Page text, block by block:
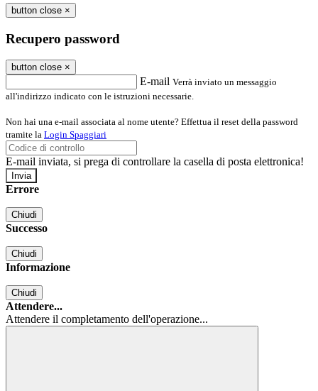
button close ×
Recupero password
button close ×
E-mail Verrà inviato un messaggio
all'indirizzo indicato con le istruzioni necessarie.
Non hai una e-mail associata al nome utente? Effettua il reset della password
tramite la Login Spaggiari
E-mail inviata, si prega di controllare la casella di posta elettronica!
Errore
Chiudi
Successo
Chiudi
Informazione
Chiudi
Attendere...
Attendere il completamento dell'operazione...